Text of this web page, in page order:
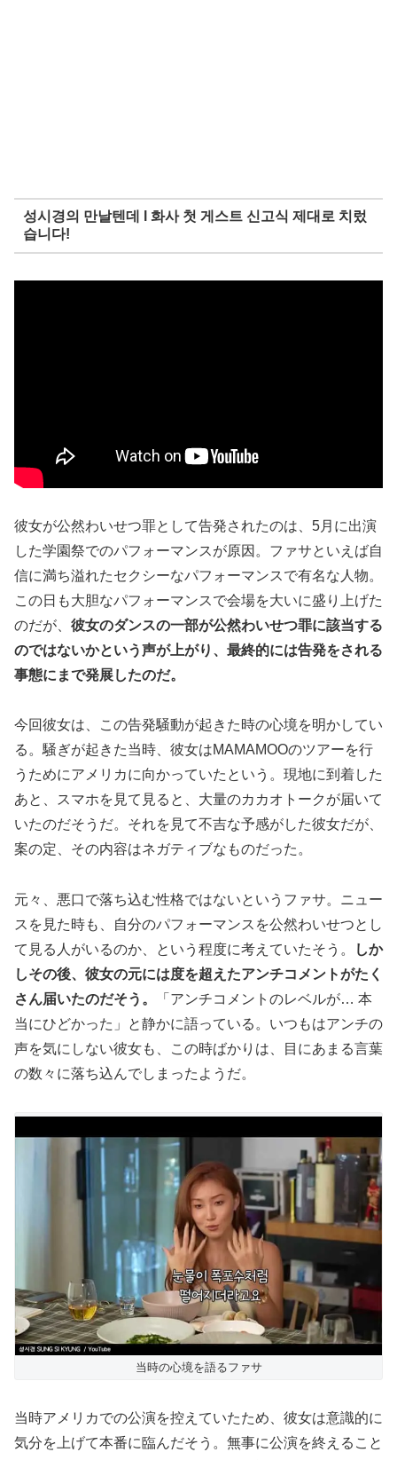
성시경의 만날텐데 l 화사 첫 게스트 신고식 제대로 치렀
습니다!
彼女が公然わいせつ罪として告発されたのは、5月に出演
した学園祭でのパフォーマンスが原因。ファサといえば自
信に満ち溢れたセクシーなパフォーマンスで有名な人物。
この日も大胆なパフォーマンスで会場を大いに盛り上げた
のだが、 彼女のダンスの一部が公然わいせつ罪に該当する
のではないかという声が上がり、最終的には告発をされる
事態にまで発展したのだ。
今回彼女は、この告発騒動が起きた時の心境を明かしてい
る。騒ぎが起きた当時、彼女はMAMAMOOのツアーを行
うためにアメリカに向かっていたという。現地に到着した
あと、スマホを見て見ると、大量のカカオトークが届いて
いたのだそうだ。それを見て不吉な予感がした彼女だが、
案の定、その内容はネガティブなものだった。
元々、悪口で落ち込む性格ではないというファサ。ニュー
スを見た時も、自分のパフォーマンスを公然わいせつとし
て見る人がいるのか、という程度に考えていたそう。
しか
しその後、彼女の元には度を超えたアンチコメントがたく
さん届いたのだそう。
「アンチコメントのレベルが… 本
当にひどかった」と静かに語っている。いつもはアンチの
声を気にしない彼女も、この時ばかりは、目にあまる言葉
の数々に落ち込んでしまったようだ。
当時の心境を語るファサ
当時アメリカでの公演を控えていたため、彼女は意識的に
気分を上げて本番に臨んだそう。無事に公演を終えること